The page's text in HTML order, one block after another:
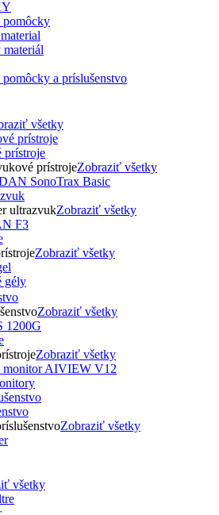
pomôcky
a príslušenstvo
všetky
prístroje
prístrojeZobraziť všetky
ultrazvukZobraziť všetky
Zobraziť všetky
gély
Zobraziť všetky
Zobraziť všetky
Zobraziť všetky
všetky